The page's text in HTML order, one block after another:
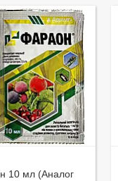
10 мл (Аналог